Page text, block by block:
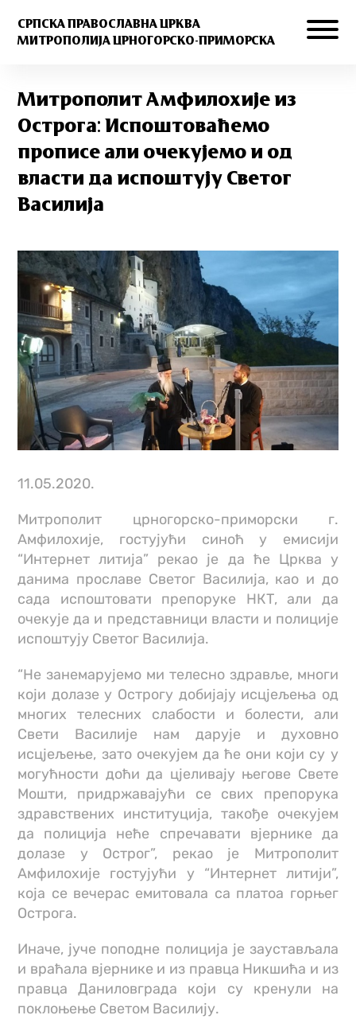
СРПСКА ПРАВОСЛАВНА ЦРКВА
МИТРОПОЛИЈА ЦРНОГОРСКО-ПРИМОРСКА
Митрополит Амфилохије из
Острога: Испоштоваћемо
прописе али очекујемо и од
власти да испоштују Светог
Василија
11.05.2020.
Митрополит црногорско-приморски г.
Амфилохије, гостујући синоћ у емисији
“Интернет литија” рекао је да ће Црква у
данима прославе Светог Василија, као и до
сада испоштовати препоруке НКТ, али да
очекује да и представници власти и полиције
испоштују Светог Василија.
“Не занемарујемо ми телесно здравље, многи
који долазе у Острогу добијају исцјељења од
многих телесних слабости и болести, али
Свети Василије нам дарује и духовно
исцјељење, зато очекујем да ће они који су у
могућности доћи да цјеливају његове Свете
Мошти, придржавајући се свих препорука
здравствених институција, такође очекујем
да полиција неће спречавати вјернике да
долазе у Острог”, рекао је Митрополит
Амфилохије гостујући у “Интернет литији”,
која се вечерас емитовала са платоа горњег
Острога.
Иначе, јуче поподне полиција је заустављала
и враћала вјернике и из правца Никшића и из
правца Даниловграда који су кренули на
поклоњење Светом Василију.